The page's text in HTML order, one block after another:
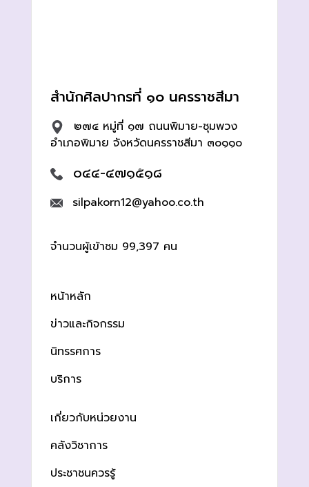
สำนักศิลปากรที่ ๑๐ นครราชสีมา
๒๗๔ หมู่ที่ ๑๗ ถนนพิมาย-ชุมพวง
อำเภอพิมาย จังหวัดนครราชสีมา ๓๐๑๑๐
๐๔๔-๔๗๑๕๑๘
silpakorn12@yahoo.co.th
จำนวนผู้เข้าชม 99,397 คน
หน้าหลัก
ข่าวและกิจกรรม
นิทรรศการ
บริการ
เกี่ยวกับหน่วยงาน
คลังวิชาการ
ประชาชนควรรู้